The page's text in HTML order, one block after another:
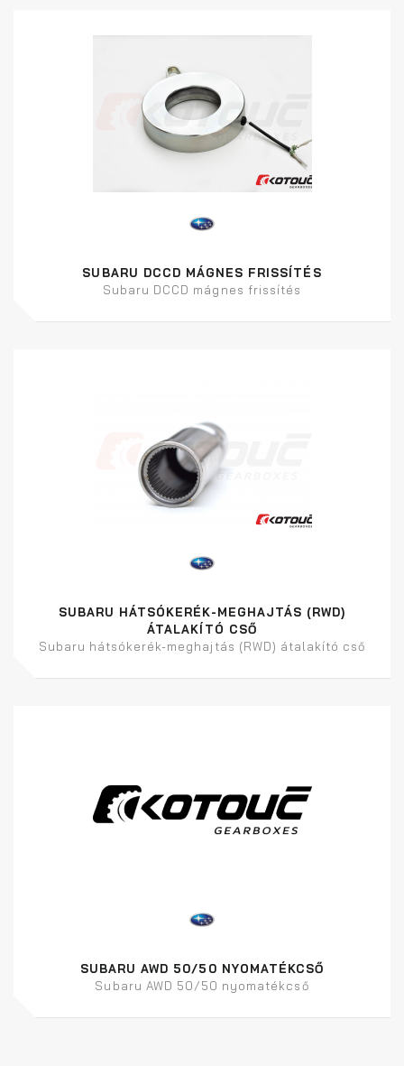
SUBARU DCCD MÁGNES FRISSÍTÉS
Subaru DCCD mágnes frissítés
SUBARU HÁTSÓKERÉK-MEGHAJTÁS (RWD)
ÁTALAKÍTÓ CSŐ
Subaru hátsókerék-meghajtás (RWD) átalakító cső
SUBARU AWD 50/50 NYOMATÉKCSŐ
Subaru AWD 50/50 nyomatékcső